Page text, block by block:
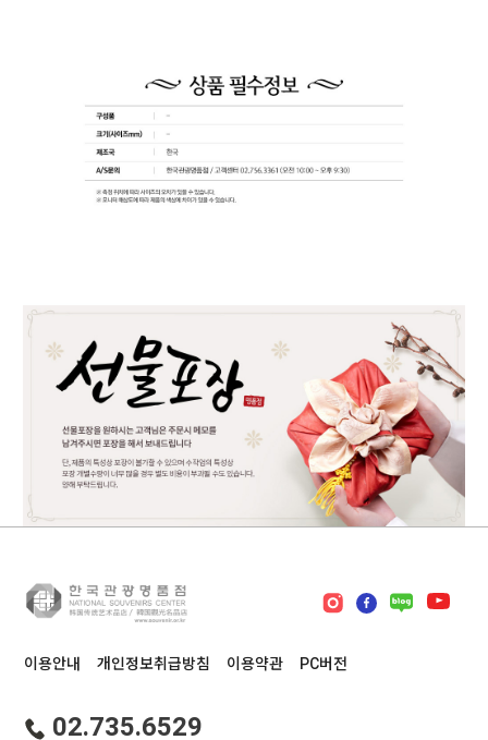
이용안내 개인정보취급방침 이용약관 PC버전
02.735.6529